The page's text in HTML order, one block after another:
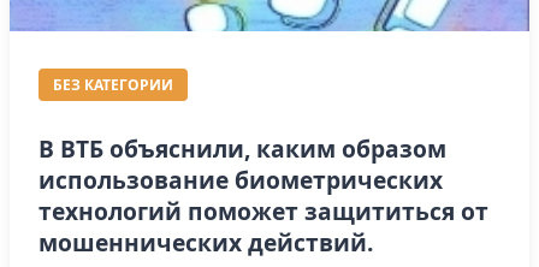
БЕЗ КАТЕГОРИИ
В ВТБ объяснили, каким образом
использование биометрических
технологий поможет защититься от
мошеннических действий.